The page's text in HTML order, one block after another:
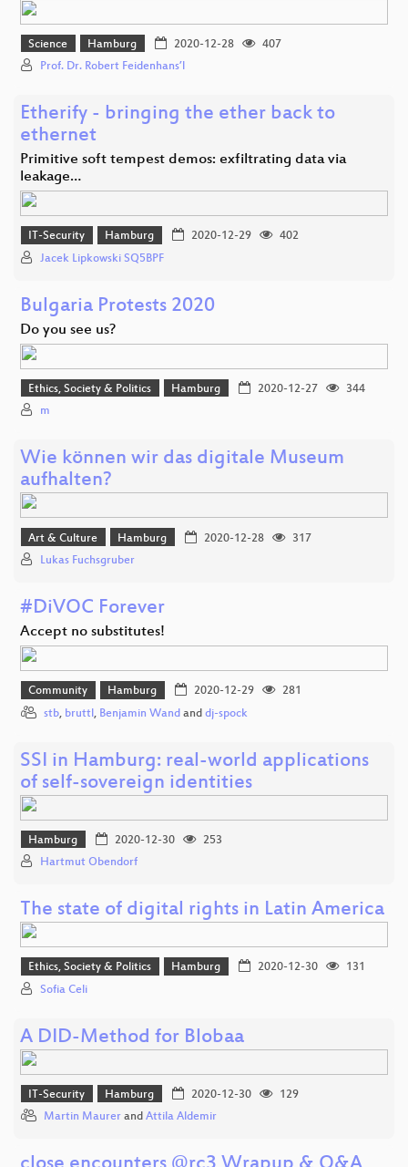
Science Hamburg 2020-12-28
407
Prof. Dr. Robert Feidenhans’l
Etherify - bringing the ether back to
ethernet
Primitive soft tempest demos: exfiltrating data via
leakage…
IT-Security Hamburg 2020-12-29
402
Jacek Lipkowski SQ5BPF
Bulgaria Protests 2020
Do you see us?
Ethics, Society & Politics Hamburg 2020-12-27
344
m
Wie können wir das digitale Museum
aufhalten?
Art & Culture Hamburg 2020-12-28
317
Lukas Fuchsgruber
#DiVOC Forever
Accept no substitutes!
Community Hamburg 2020-12-29
281
stb, bruttl , Benjamin Wand and dj-spock
SSI in Hamburg: real-world applications
of self-sovereign identities
Hamburg 2020-12-30
253
Hartmut Obendorf
The state of digital rights in Latin America
Ethics, Society & Politics Hamburg 2020-12-30
131
Sofia Celi
A DID-Method for Blobaa
IT-Security Hamburg 2020-12-30
129
Martin Maurer and Attila Aldemir